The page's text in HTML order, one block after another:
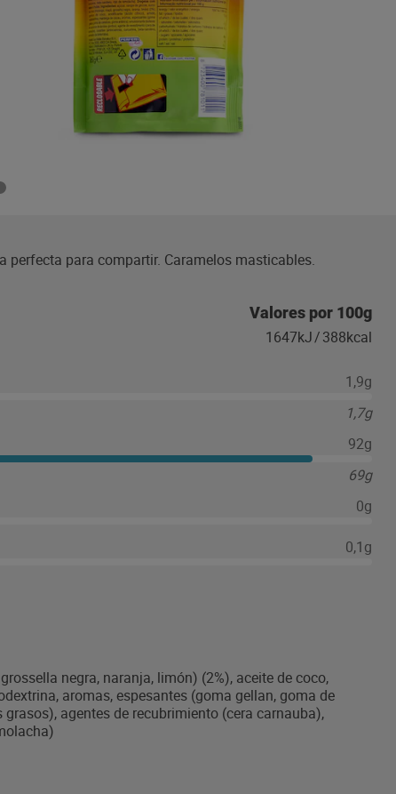
para compartir. Caramelos masticables.
Valores por 100g
1647kJ/388kcal
1,9g
1,7g
92g
69g
0g
0,1g
negra, naranja, limón) (2%), aceite de coco,
aromas, espesantes (goma gellan, goma de
agentes de recubrimiento (cera carnauba),